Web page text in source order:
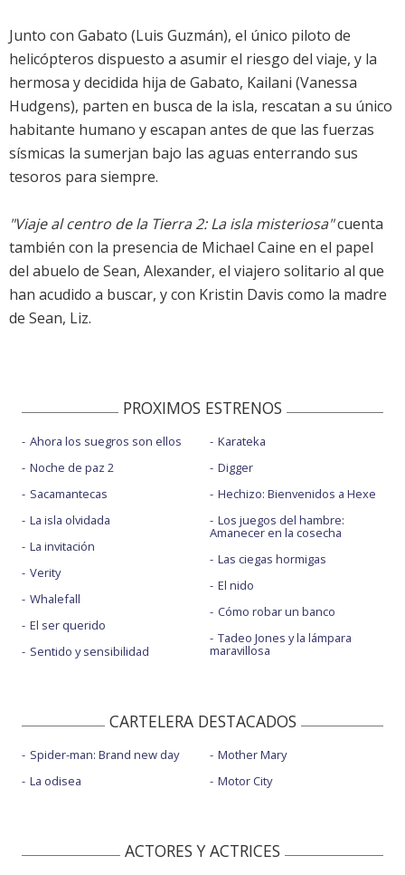
Junto con Gabato (Luis Guzmán), el único piloto de
helicópteros dispuesto a asumir el riesgo del viaje, y la
hermosa y decidida hija de Gabato, Kailani (Vanessa
Hudgens), parten en busca de la isla, rescatan a su único
habitante humano y escapan antes de que las fuerzas
sísmicas la sumerjan bajo las aguas enterrando sus
tesoros para siempre.
"Viaje al centro de la Tierra 2: La isla misteriosa"cuenta
también con la presencia de Michael Caine en el papel
del abuelo de Sean, Alexander, el viajero solitario al que
han acudido a buscar, y con Kristin Davis como la madre
de Sean, Liz.
PROXIMOS ESTRENOS
Ahora los suegros son ellos
Noche de paz 2
Sacamantecas
La isla olvidada
La invitación
Verity
Whalefall
El ser querido
Sentido y sensibilidad
Karateka
Digger
Hechizo: Bienvenidos a Hexe
Los juegos del hambre:
Amanecer en la cosecha
Las ciegas hormigas
El nido
Cómo robar un banco
Tadeo Jones y la lámpara
maravillosa
CARTELERA DESTACADOS
Spider-man: Brand new day
La odisea
Mother Mary
Motor City
ACTORES Y ACTRICES